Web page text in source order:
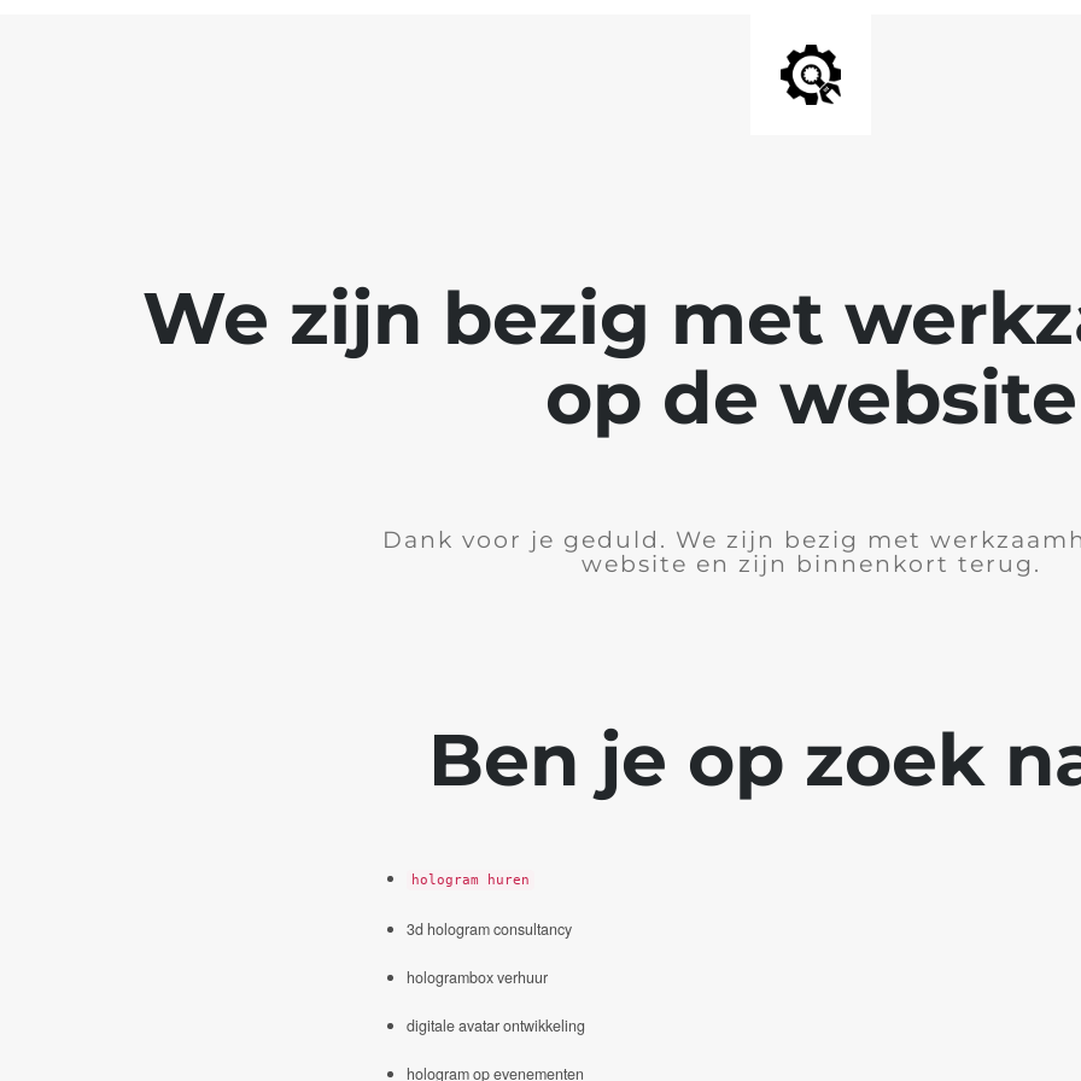
We zijn bezig met
op de website
Dank voor je geduld. We zijn bezig met
website en zijn binnenkort terug.
Ben je op zoek
hologram huren
3d hologram consultancy
hologrambox verhuur
digitale avatar ontwikkeling
hologram op evenementen